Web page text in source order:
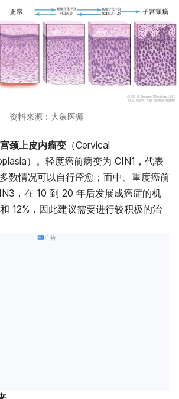
资料来源：大象医师
宫颈上皮内瘤变 （Cervical
）。轻度癌前病变为 CIN1，代表
数情况可以自行痊愈；而中、重度癌前
，在 10 到 20 年后发展成癌症的机
12%，因此建议需要进行较积极的治
广告